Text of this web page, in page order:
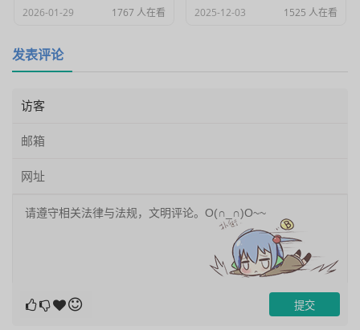
2026-01-29 1767 人在看 2025-12-03 1525 人在看
发表评论